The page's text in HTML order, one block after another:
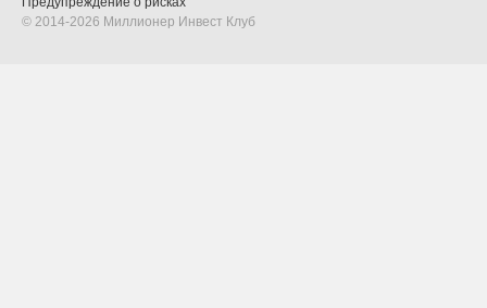
© 2014-2026 Миллионер Инвест Клуб